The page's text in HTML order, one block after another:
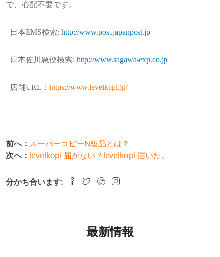
で、心配不要です。
日本EMS検索: http://www.post.japanpost.jp
日本佐川急便検索: http://www.sagawa-exp.co.jp
店舗URL： https://www.levelkopi.jp/
前へ： スーパーコピーN級品とは？
次へ： levelkopi 届かない？levelkopi 届いた。
分かち合います:
最新情報